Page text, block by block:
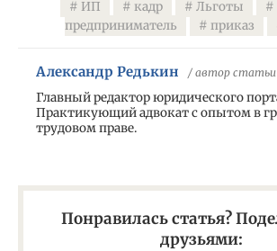
ИП кадр Льготы
предприниматель
приказ
Александр Редькин / автор статьи
Главный редактор юридического
Практикующий адвокат с опытом в
трудовом праве.
Понравилась статья?
друзьями: